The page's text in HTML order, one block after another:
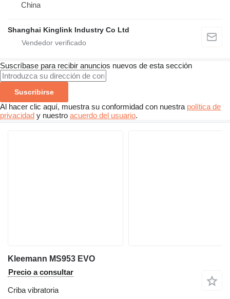
China
Shanghai Kinglink Industry Co Ltd
Suscríbase para recibir anuncios nuevos de esta sección
Suscribirse
Al hacer clic aquí, muestra su conformidad con nuestra política de
privacidad y nuestro acuerdo del usuario.
Kleemann MS953 EVO
Precio a consultar
Criba vibratoria